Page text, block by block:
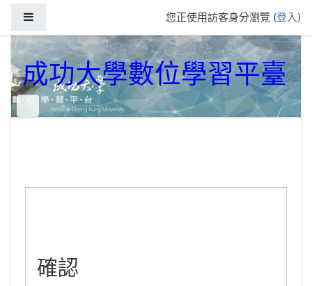
您正使用訪客身分瀏覽 (登入)
成功大學數位學習平臺
確認